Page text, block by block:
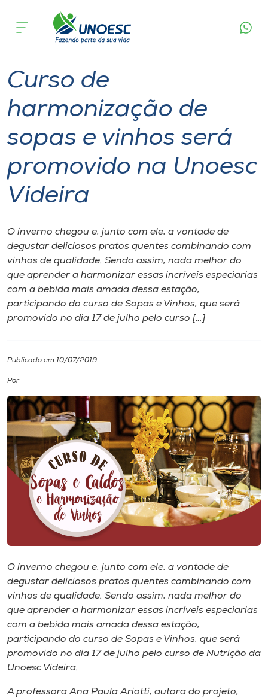
Cursos
Pesquisa
Atendimento ao Estudante
Portal de Ensino
Internacionalização
I.nova
Cultura
CPA
Biblioteca
Editora
Rádio
Museu
Unoesc
Store
Selecione
acontece
Curso de
harmonização de
sopas e vinhos será
promovido na Unoesc
Videira
O inverno chegou e, junto com ele, a vontade de
degustar deliciosos pratos quentes combinando com
vinhos de qualidade. Sendo assim, nada melhor do
que aprender a harmonizar essas incríveis especiarias
com a bebida mais amada dessa estação,
participando do curso de Sopas e Vinhos, que será
promovido no dia 17 de julho pelo curso […]
Publicado em 10/07/2019
Por
O inverno chegou e, junto com ele, a vontade de
degustar deliciosos pratos quentes combinando com
vinhos de qualidade. Sendo assim, nada melhor do
que aprender a harmonizar essas incríveis especiarias
com a bebida mais amada dessa estação,
participando do curso de Sopas e Vinhos, que será
promovido no dia 17 de julho pelo curso de Nutrição da
Unoesc Videira.
A professora Ana Paula Ariotti, autora do projeto,